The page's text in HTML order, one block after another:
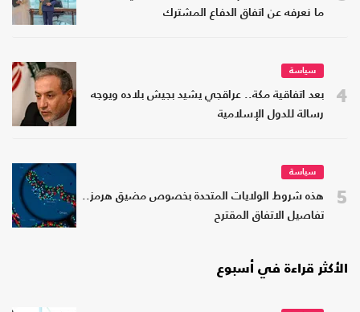
ما نعرفه عن اتفاق الدفاع المشترك
4
سياسة
بعد اتفاقية مكة.. عراقجي يشيد بجيش بلاده ويوجه
رسالة للدول الإسلامية
5
سياسة
هذه شروط الولايات المتحدة بخصوص مضيق هرمز..
تفاصيل الاتفاق المقترح
الأكثر قراءة في أسبوع